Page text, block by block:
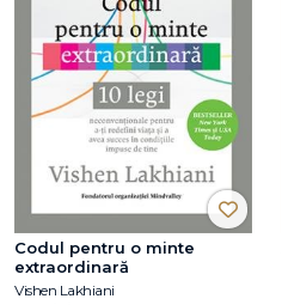
Codul pentru o minte
extraordinară
Vishen Lakhiani